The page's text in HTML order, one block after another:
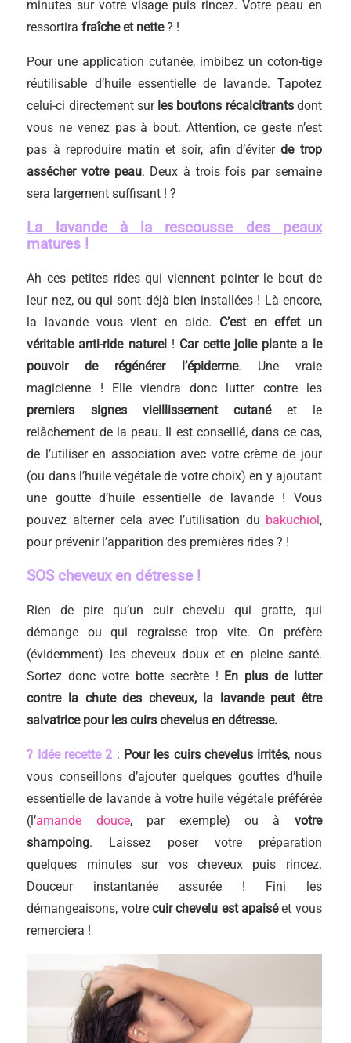
minutes sur votre visage puis rincez. Votre peau en
ressortirafraîche et nette? !
Pour une application cutanée, imbibez un coton-tige
réutilisable d’huile essentielle de lavande. Tapotez
celui-ci directement sur les boutons récalcitrantsdont
vous ne venez pas à bout. Attention, ce geste n’est
pas à reproduire matin et soir, afin d’éviterde trop
assécher votre peau. Deux à trois fois par semaine
sera largement suffisant ! ?
La lavande à la rescousse des peaux
matures !
Ah ces petites rides qui viennent pointer le bout de
leur nez, ou qui sont déjà bien installées ! Là encore,
la lavande vous vient en aide. C’est en effet un
véritable anti-ride naturel! Car cette jolie plante a le
pouvoir de régénérer l’épiderme. Une vraie
magicienne ! Elle viendra donc lutter contre les
premiers signes vieillissement cutanéet le
relâchement de la peau. Il est conseillé, dans ce cas,
de l’utiliser en association avec votre crème de jour
(ou dans l’huile végétale de votre choix) en y ajoutant
une goutte d’huile essentielle de lavande ! Vous
pouvez alterner cela avec l’utilisation du bakuchiol,
pour prévenir l’apparition des premières rides ? !
SOS cheveux en détresse !
Rien de pire qu’un cuir chevelu qui gratte, qui
démange ou qui regraisse trop vite. On préfère
(évidemment) les cheveux doux et en pleine santé.
Sortez donc votre botte secrète ! En plus de lutter
contre la chute des cheveux, la lavande peut être
salvatrice pour les cuirs chevelus en détresse.
? Idée recette 2 : Pour les cuirs chevelus irrités, nous
vous conseillons d’ajouter quelques gouttes d’huile
essentielle de lavande à votre huile végétale préférée
(l’amande douce, par exemple) ou à votre
shampoing. Laissez poser votre préparation
quelques minutes sur vos cheveux puis rincez.
Douceur instantanée assurée ! Fini les
démangeaisons, votrecuir chevelu est apaiséet vous
remerciera !